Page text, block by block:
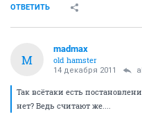
ОТВЕТИТЬ
M
madmax
old hamster
14 декабря 2011
Так всётаки есть
нет? Ведь считают же....